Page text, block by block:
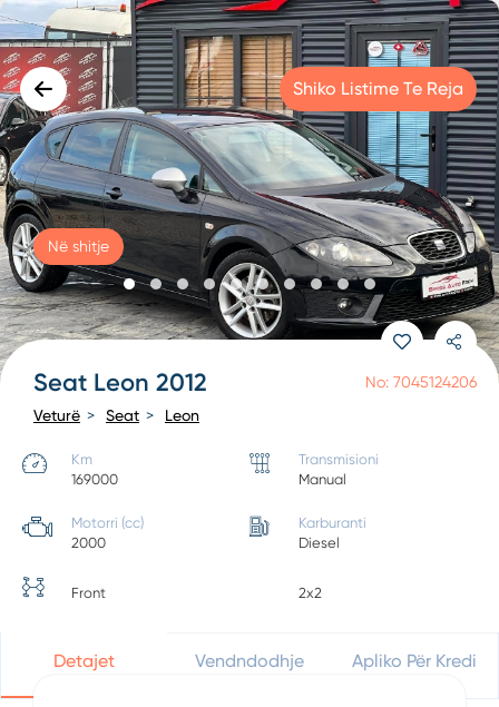
Shiko Listime Te Reja
No: 7045124206
Në shitje
Seat Leon 2012
Veturë Seat Leon
Km
169000
Transmisioni
Manual
Motorri (cc)
2000
Karburanti
Diesel
Front 2x2
Detajet Vendndodhje Apliko Për Kredi